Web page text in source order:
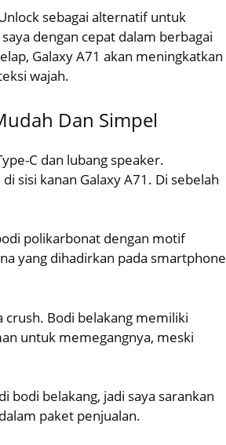
sebagai alternatif untuk
dengan cepat dalam berbagai
Galaxy A71 akan meningkatkan
wajah.
Dan Simpel
C dan lubang speaker.
sisi kanan Galaxy A71. Di sebelah
polikarbonat dengan motif
yang dihadirkan pada smartphone
Bodi belakang memiliki
untuk memegangnya, meski
bodi belakang, jadi saya sarankan
paket penjualan.